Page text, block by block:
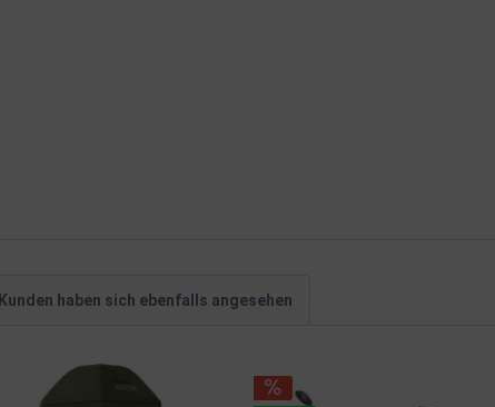
Kunden haben sich ebenfalls angesehen